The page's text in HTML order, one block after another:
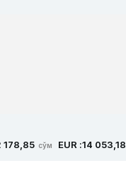
178,85 сўм EUR :14 053,18